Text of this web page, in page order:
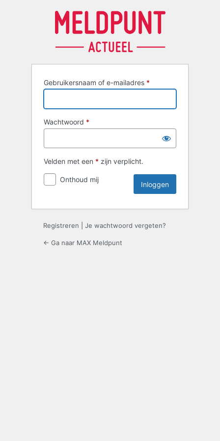
Gebruikersnaam of e-mailadres *
Wachtwoord *
Velden met een * zijn verplicht.
Onthoud mij
Registreren Je wachtwoord vergeten?
← Ga naar MAX Meldpunt